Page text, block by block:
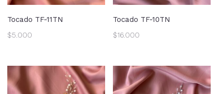
Tocado TF-11TN
$5.000
Tocado TF-10TN
$16.000